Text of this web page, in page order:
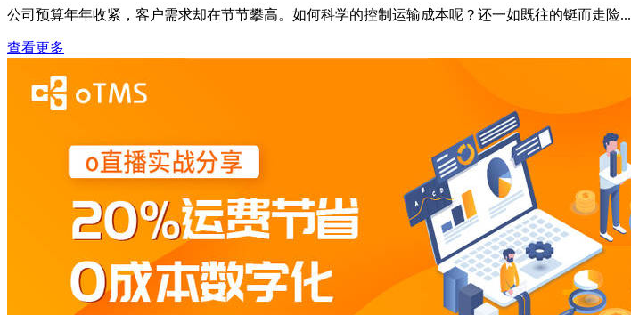
公司预算年年收紧，客户需求却在节节攀高。如何科学的控制运输成本呢？还一如既往的铤而走险...
查看更多